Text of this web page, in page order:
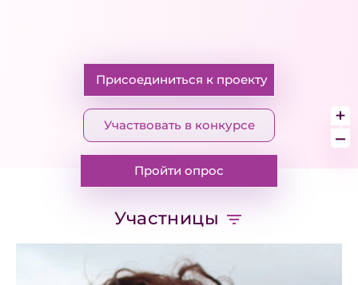
Присоединиться к проекту
Участвовать в конкурсе
Пройти опрос
+
–
Участницы